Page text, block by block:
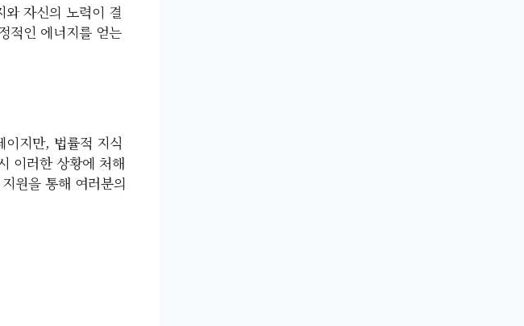
자신의 노력이 결
적인 에너지를 얻는
지만, 법률적 지식
이러한 상황에 처해
원을 통해 여러분의